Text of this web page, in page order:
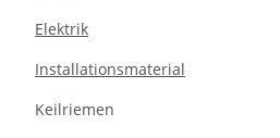
Elektrik
Installationsmaterial
Keilriemen